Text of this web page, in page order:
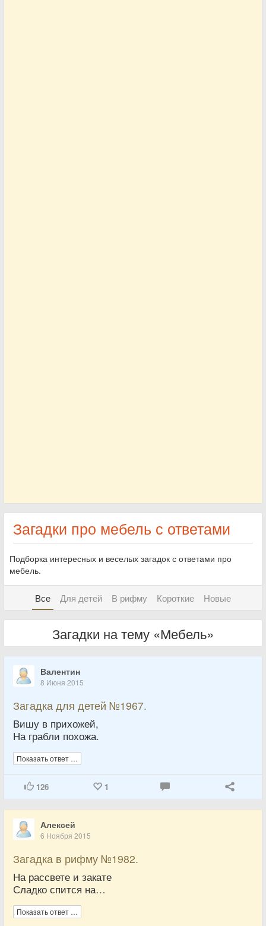
Загадки про мебель с ответами
Подборка интересных и веселых загадок с ответами про
мебель.
Все Для детей В рифму Короткие Новые
Загадки на тему «Мебель»
Валентин
8 Июня 2015
Загадка для детей №1967.
Вишу в прихожей,
На грабли похожа.
Показать ответ …
126 1
Алексей
6 Ноября 2015
Загадка в рифму №1982.
На рассвете и закате
Сладко спится на…
Показать ответ …